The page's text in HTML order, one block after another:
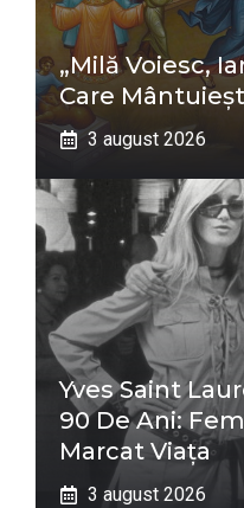
„Milă Voiesc,
Care
3 august 2026
Yves Saint
90 De Ani:
Marcat Viața
3 august 2026